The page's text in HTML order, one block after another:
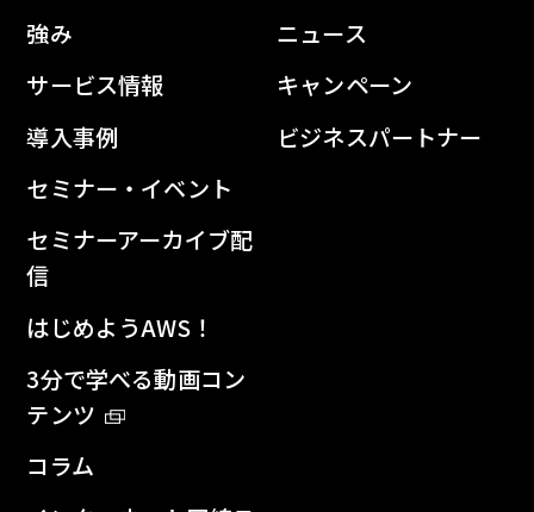
強み
サービス情報
導入事例
セミナー・イベント
セミナーアーカイブ配
信
はじめようAWS！
3分で学べる動画コン
テンツ
コラム
ニュース
キャンペーン
ビジネスパートナー